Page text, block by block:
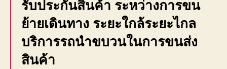
รับประกันสินค้า ระหว่างการขน
ย้ายเดินทาง ระยะใกล้ระยะไกล
บริการรถนำขบวนในการขนส่ง
สินค้า